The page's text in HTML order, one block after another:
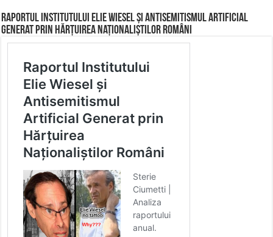
Raportul Institutului Elie Wiesel și Antisemitismul Artificial
Generat prin Hărțuirea Naționaliștilor Români